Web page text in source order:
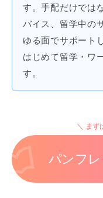
す。手配だけでは
バイス、留学中の
ゆる面でサポート
はじめて留学・ワ
す。
まず
パンフレ